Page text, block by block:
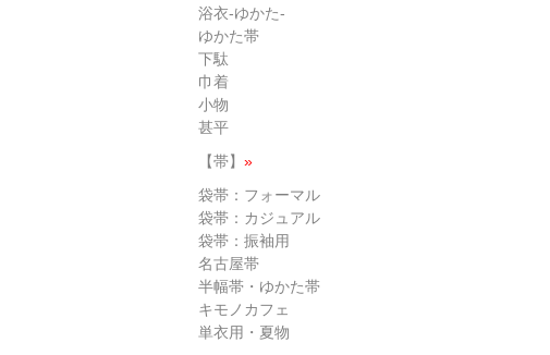
浴衣-ゆかた-
ゆかた帯
下駄
巾着
小物
甚平
【帯】 »
袋帯：フォーマル
袋帯：カジュアル
袋帯：振袖用
名古屋帯
半幅帯・ゆかた帯
キモノカフェ
単衣用・夏物